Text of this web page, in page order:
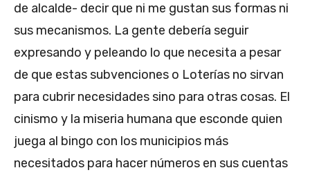
de alcalde- decir que ni me gustan sus formas ni
sus mecanismos. La gente debería seguir
expresando y peleando lo que necesita a pesar
de que estas subvenciones o Loterías no sirvan
para cubrir necesidades sino para otras cosas. El
cinismo y la miseria humana que esconde quien
juega al bingo con los municipios más
necesitados para hacer números en sus cuentas